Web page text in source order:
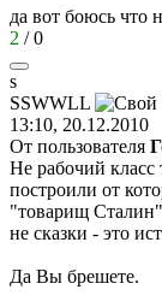
да вот боюсь что
2 /0
s
SSWWLL
13:10, 20.12.2010
От пользователя
Не рабочий класс
построили от
"товарищ
не сказки - это
Да Вы брешете.